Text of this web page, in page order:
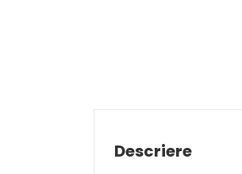
Descriere